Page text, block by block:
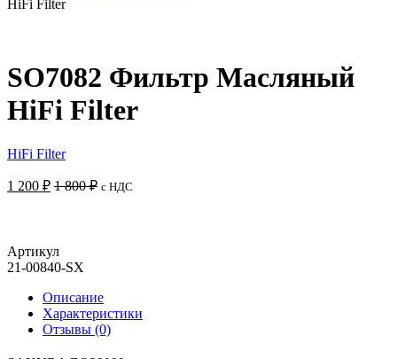
HiFi Filter
SO7082 Фильтр Масляный
HiFi Filter
HiFi Filter
1 200 ₽ 1 800₽ с НДС
Артикул
21-00840-SX
Описание
Характеристики
Отзывы (0)